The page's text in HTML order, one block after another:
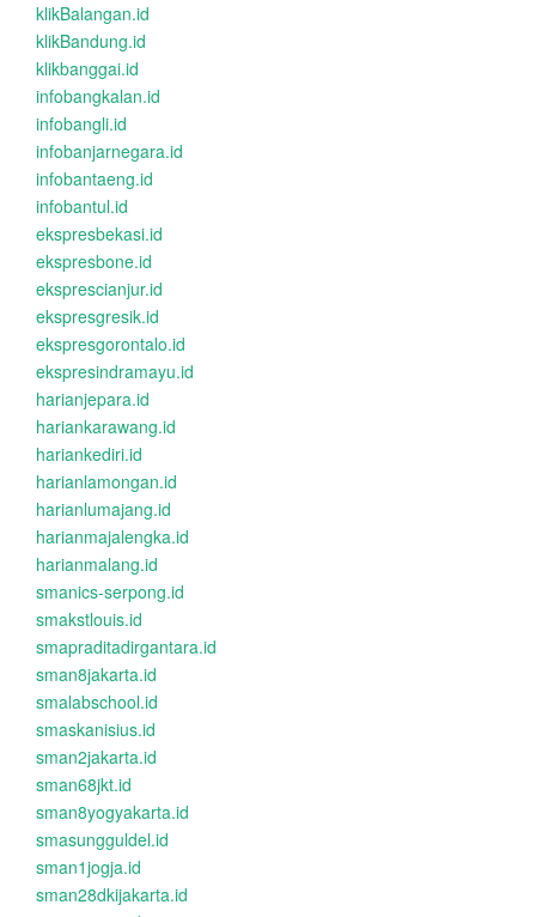
klikBalangan.id
klikBandung.id
klikbanggai.id
infobangkalan.id
infobangli.id
infobanjarnegara.id
infobantaeng.id
infobantul.id
ekspresbekasi.id
ekspresbone.id
eksprescianjur.id
ekspresgresik.id
ekspresgorontalo.id
ekspresindramayu.id
harianjepara.id
hariankarawang.id
hariankediri.id
harianlamongan.id
harianlumajang.id
harianmajalengka.id
harianmalang.id
smanics-serpong.id
smakstlouis.id
smapraditadirgantara.id
sman8jakarta.id
smalabschool.id
smaskanisius.id
sman2jakarta.id
sman68jkt.id
sman8yogyakarta.id
smasungguldel.id
sman1jogja.id
sman28dkijakarta.id